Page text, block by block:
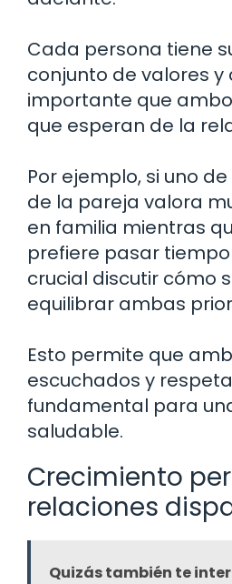
Cada persona tiene
conjunto de valores y
importante que
que esperan de la
Por ejemplo, si uno
de la pareja valora
en familia mientras
prefiere pasar
crucial discutir cómo
equilibrar ambas
Esto permite que
escuchados y
fundamental para
saludable.
Crecimiento
relaciones
Quizás también te